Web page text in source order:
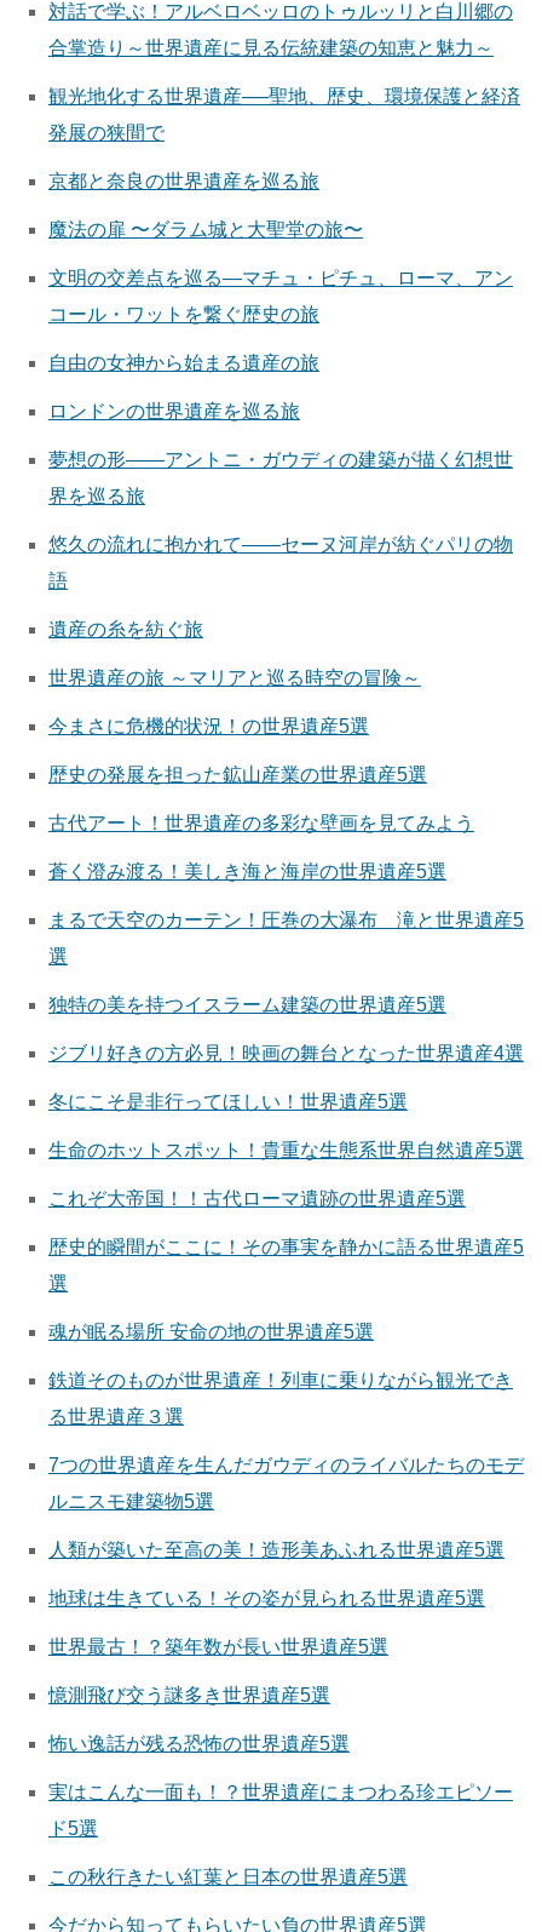
対話で学ぶ！アルベロベッロのトゥルッリと白川郷の
合掌造り～世界遺産に見る伝統建築の知恵と魅力～
観光地化する世界遺産──聖地、歴史、環境保護と経済
発展の狭間で
京都と奈良の世界遺産を巡る旅
魔法の扉 〜ダラム城と大聖堂の旅〜
文明の交差点を巡る—マチュ・ピチュ、ローマ、アン
コール・ワットを繋ぐ歴史の旅
自由の女神から始まる遺産の旅
ロンドンの世界遺産を巡る旅
夢想の形――アントニ・ガウディの建築が描く幻想世
界を巡る旅
悠久の流れに抱かれて――セーヌ河岸が紡ぐパリの物
語
遺産の糸を紡ぐ旅
世界遺産の旅 ～マリアと巡る時空の冒険～
今まさに危機的状況！の世界遺産5選
歴史の発展を担った鉱山産業の世界遺産5選
古代アート！世界遺産の多彩な壁画を見てみよう
蒼く澄み渡る！美しき海と海岸の世界遺産5選
まるで天空のカーテン！圧巻の大瀑布 滝と世界遺産5
選
独特の美を持つイスラーム建築の世界遺産5選
ジブリ好きの方必見！映画の舞台となった世界遺産4選
冬にこそ是非行ってほしい！世界遺産5選
生命のホットスポット！貴重な生態系世界自然遺産5選
これぞ大帝国！！古代ローマ遺跡の世界遺産5選
歴史的瞬間がここに！その事実を静かに語る世界遺産5
選
魂が眠る場所 安命の地の世界遺産5選
鉄道そのものが世界遺産！列車に乗りながら観光でき
る世界遺産３選
7つの世界遺産を生んだガウディのライバルたちのモデ
ルニスモ建築物5選
人類が築いた至高の美！造形美あふれる世界遺産5選
地球は生きている！その姿が見られる世界遺産5選
世界最古！？築年数が長い世界遺産5選
憶測飛び交う謎多き世界遺産5選
怖い逸話が残る恐怖の世界遺産5選
実はこんな一面も！？世界遺産にまつわる珍エピソー
ド5選
この秋行きたい紅葉と日本の世界遺産5選
今だから知ってもらいたい負の世界遺産5選